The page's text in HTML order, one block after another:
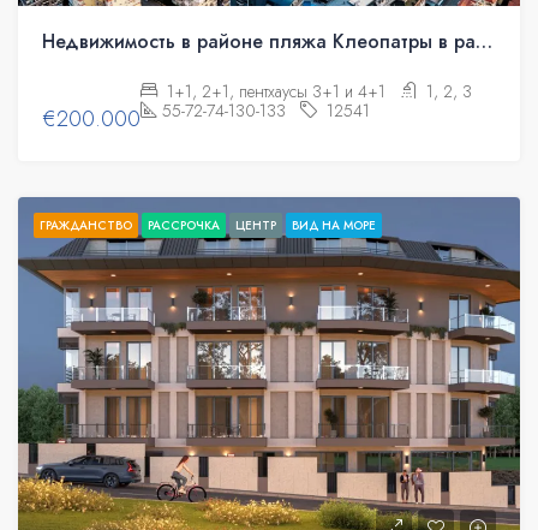
Недвижимость в районе пляжа Клеопатры в рассрочку
€200.000
1+1, 2+1, пентхаусы 3+1 и 4+1
1, 2, 3
55-72-74-130-133
12541
ГРАЖДАНСТВО РАССРОЧКА ЦЕНТР ВИД НА МОРЕ